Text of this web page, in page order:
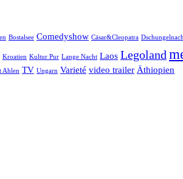
Bostalsee Comedyshow Cäsar&Cleopatra
Kroatien Kultur Pur Lange Nacht Laos Legoland
Ahlen TV Ungarn Varieté video trailer Äthiopien